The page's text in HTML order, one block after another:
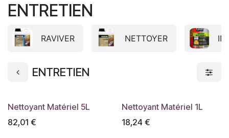
ENTRETIEN
RAVIVER NETTOYER
ENTRETIEN
Nettoyant Matériel 5L
82,01 €
Nettoyant Matériel 1L
18,24 €